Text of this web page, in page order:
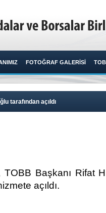
FOTOĞRAF GALERİSİ
tarafından açıldı
Başkanı Rifat
açıldı.